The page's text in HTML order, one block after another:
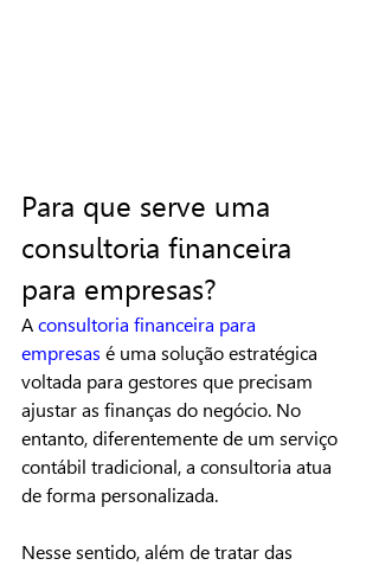
Para que serve uma
consultoria financeira
para empresas?
A consultoria financeira para
empresas é uma solução estratégica
voltada para gestores que precisam
ajustar as finanças do negócio. No
entanto, diferentemente de um serviço
contábil tradicional, a consultoria atua
de forma personalizada.
Nesse sentido, além de tratar das